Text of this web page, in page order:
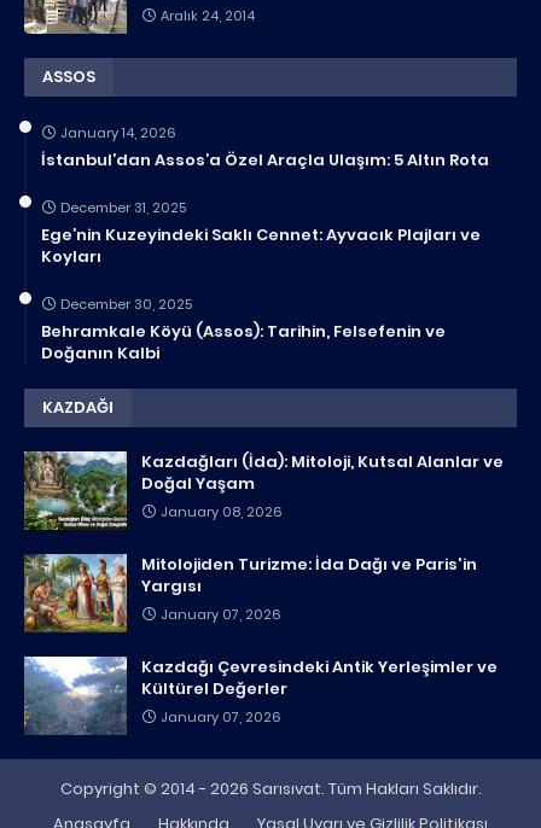
Aralık 24, 2014
ASSOS
January 14, 2026
İstanbul’dan Assos’a Özel Araçla Ulaşım: 5 Altın Rota
December 31, 2025
Ege’nin Kuzeyindeki Saklı Cennet: Ayvacık Plajları ve
Koyları
December 30, 2025
Behramkale Köyü (Assos): Tarihin, Felsefenin ve
Doğanın Kalbi
KAZDAĞI
Kazdağları (İda): Mitoloji, Kutsal Alanlar ve
Doğal Yaşam
January 08, 2026
Mitolojiden Turizme: İda Dağı ve Paris'in
Yargısı
January 07, 2026
Kazdağı Çevresindeki Antik Yerleşimler ve
Kültürel Değerler
January 07, 2026
Copyright © 2014 - 2026 Sarısıvat. Tüm Hakları Saklıdır.